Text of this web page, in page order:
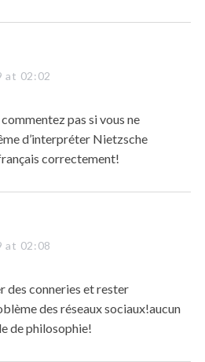
at 02:02
pas si vous ne
d’interpréter Nietzsche
correctement!
at 02:08
des conneries et rester
des réseaux sociaux!aucun
de philosophie!